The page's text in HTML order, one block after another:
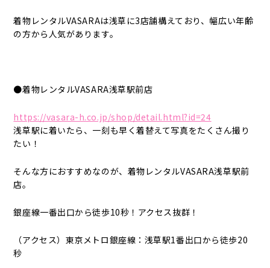
着物レンタルVASARAは浅草に3店舗構えており、幅広い年齢
の方から人気があります。
●着物レンタルVASARA浅草駅前店
https://vasara-h.co.jp/shop/detail.html?id=24
浅草駅に着いたら、一刻も早く着替えて写真をたくさん撮り
たい！
そんな方におすすめなのが、着物レンタルVASARA浅草駅前
店。
銀座線一番出口から徒歩10秒！アクセス抜群！
（アクセス）東京メトロ銀座線：浅草駅1番出口から徒歩20
秒